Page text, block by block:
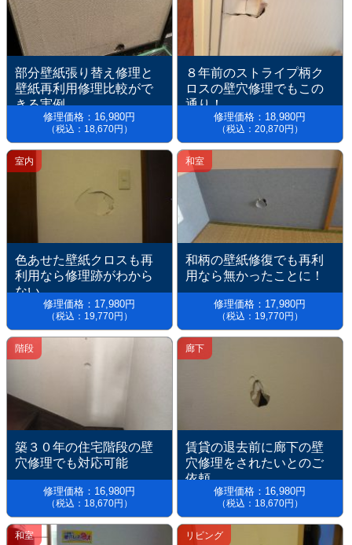
修理価格：16,980円
（税込：18,670円）
部分壁紙張り替え修理と
壁紙再利用修理比較がで
きる実例
修理価格：18,980円
（税込：20,870円）
８年前のストライプ柄ク
ロスの壁穴修理でもこの
通り！
室内
修理価格：17,980円
（税込：19,770円）
色あせた壁紙クロスも再
利用なら修理跡がわから
ない。
和室
修理価格：17,980円
（税込：19,770円）
和柄の壁紙修復でも再利
用なら無かったことに！
階段
修理価格：16,980円
（税込：18,670円）
築３０年の住宅階段の壁
穴修理でも対応可能
廊下
修理価格：16,980円
（税込：18,670円）
賃貸の退去前に廊下の壁
穴修理をされたいとのご
依頼
和室 リビング